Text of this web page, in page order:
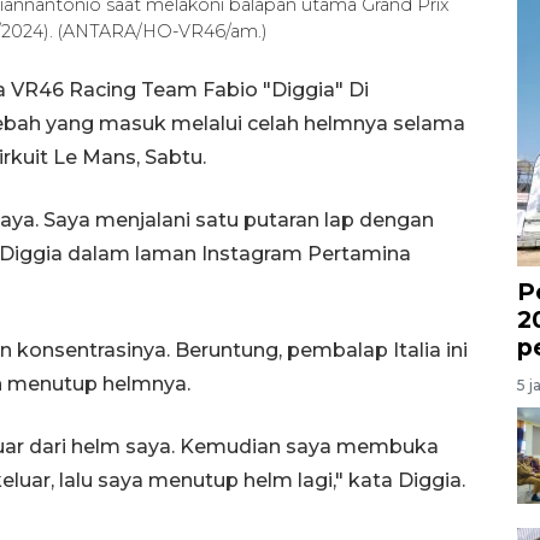
saat melakoni balapan utama Grand Prix
(ANTARA/HO-VR46/am.)
Racing Team Fabio "Diggia" Di
yang masuk melalui celah helmnya selama
Le Mans, Sabtu.
Saya menjalani satu putaran lap dengan
dalam laman Instagram Pertamina
konsentrasinya. Beruntung, pembalap Italia ini
menutup helmnya.
dari helm saya. Kemudian saya membuka
lalu saya menutup helm lagi," kata Diggia.
5